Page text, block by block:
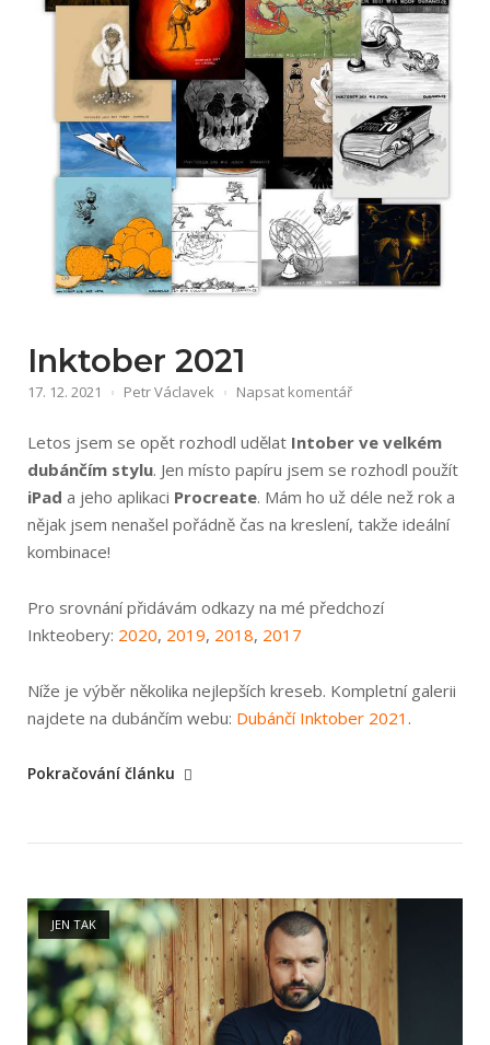
Inktober 2021
17. 12. 2021 Petr Václavek Napsat komentář
Letos jsem se opět rozhodl udělat Intober ve velkém
dubánčím stylu. Jen místo papíru jsem se rozhodl použít
iPad a jeho aplikaci Procreate. Mám ho už déle než rok a
nějak jsem nenašel pořádně čas na kreslení, takže ideální
kombinace!
Pro srovnání přidávám odkazy na mé předchozí
Inkteobery: 2020, 2019, 2018, 2017
Níže je výběr několika nejlepších kreseb. Kompletní galerii
najdete na dubánčím webu: Dubánčí Inktober 2021 .
„Inktober
Pokračování článku
JEN TAK
Open post